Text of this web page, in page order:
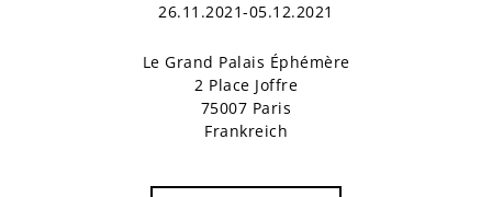
26.11.2021-05.12.2021
Le Grand Palais Éphémère
2 Place Joffre
75007 Paris
Frankreich